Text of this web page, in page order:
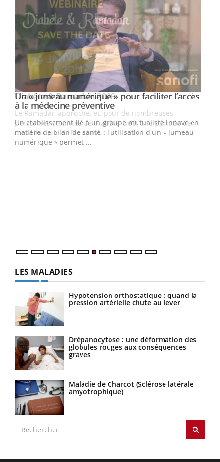
Youtube
Un « jumeau numérique » pour faciliter l’accès
à la médecine préventiveYoutube
Un établissement lié à un groupe mutualiste innove en
matière de bilan de santé : l'utilisation d'un « jumeau
numérique » permet ...
LES MALADIES
Hypotension orthostatique : quand la
pression artérielle chute au lever
Drépanocytose : une déformation des
globules rouges aux conséquences
graves
Maladie de Charcot (Sclérose latérale
amyotrophique)